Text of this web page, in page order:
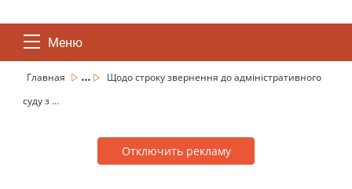
Меню
Главная ...
Щодо строку звернення до адміністративного
суду з ...
Отключить рекламу